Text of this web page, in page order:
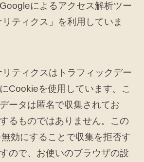
によるアクセス解析ツー
ティクス」を利用していま
ティクスはトラフィックデー
Cookieを使用しています。こ
ータは匿名で収集されてお
るものではありません。この
効にすることで収集を拒否す
ので、お使いのブラウザの設